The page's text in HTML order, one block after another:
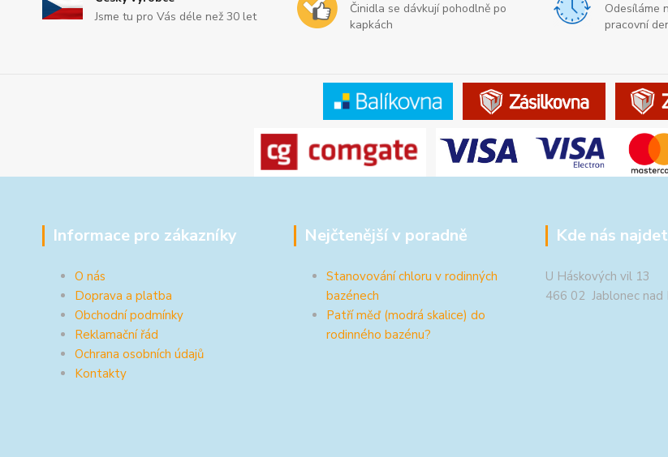
Jsme tu pro Vás déle než 30 let
Činidla se dávkují pohodlně po
kapkách
Odesíláme
pracovní
Informace pro zákazníky
O nás
Doprava a platba
Obchodní podmínky
Reklamační řád
Ochrana osobních údajů
Kontakty
Nejčtenější v poradně
Stanovování chloru v rodinných
bazénech
Patří měď (modrá skalice) do
rodinného bazénu?
Kde nás
U Háskových vil 13
466 02 Jablonec nad